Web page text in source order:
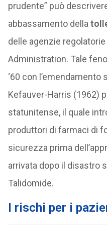
prudente” può
abbassamento della
delle agenzie
Administration. Tale
‘60 con l’emendamento
Kefauver-Harris (1962)
statunitense, il quale
produttori di farmaci di
sicurezza prima
arrivata dopo il disastro
Talidomide.
I rischi per i